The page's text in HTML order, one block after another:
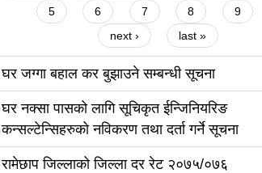
5
6 7 8 9
next ›
last »
घर जग्गा बहाल कर बुझाउने सम्बन्धी सूचना
घर नक्सा पासको लागि सूचिकृत ईन्जिनियरिङ
कन्सल्टेन्सिहरुको नविकरण तथा दर्ता गर्ने सूचना
रामेछाप जिल्लाको जिल्ला दर रेट २०७५/०७६